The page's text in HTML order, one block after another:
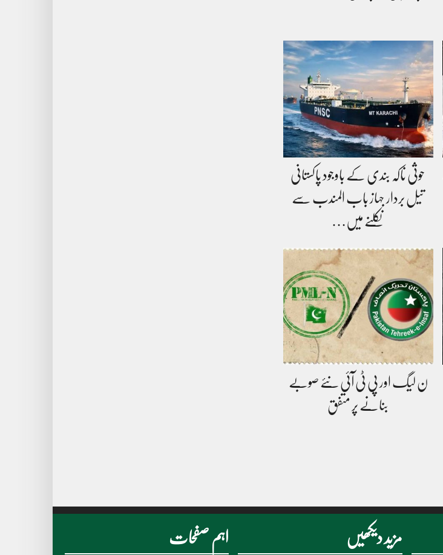
حوثی ناکہ بندی کے باوجود پاکستانی
تیل بردار جہاز باب المندب سے
نکلنے میں…
ن لیگ اور پی ٹی آئی نئے صوبے
بنانے پر متفق
مزید دیکھیں اہم صفحات